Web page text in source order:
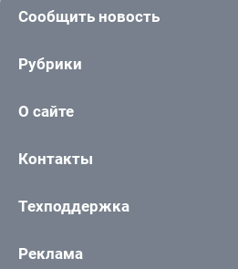
Сообщить новость
Рубрики
О сайте
Контакты
Техподдержка
Реклама